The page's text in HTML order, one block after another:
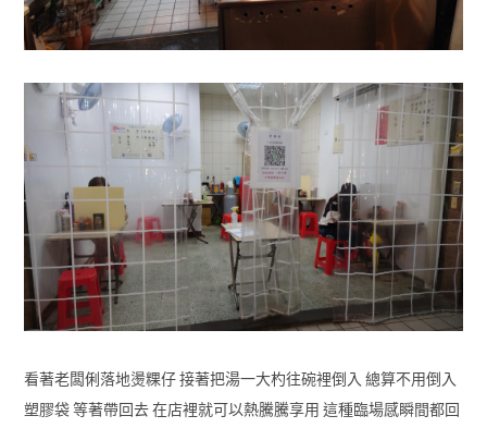
看著老闆俐落地燙粿仔 接著把湯一大杓往碗裡倒入 總算不用倒入
塑膠袋 等著帶回去 在店裡就可以熱騰騰享用 這種臨場感瞬間都回